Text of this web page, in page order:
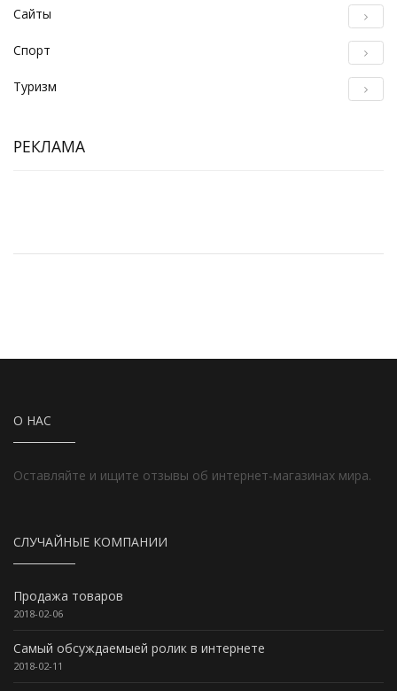
Сайты
Спорт
Туризм
РЕКЛАМА
О НАС
Оставляйте и ищите отзывы об интернет-магазинах мира.
СЛУЧАЙНЫЕ КОМПАНИИ
Продажа товаров
2018-02-06
Самый обсуждаемыей ролик в интернете
2018-02-11